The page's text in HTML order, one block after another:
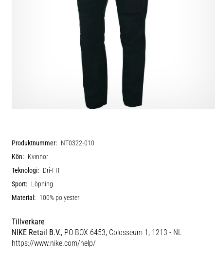
Produktnummer: NT0322-010
Kön: Kvinnor
Teknologi: Dri-FIT
Sport: Löpning
Material: 100% polyester
Tillverkare
NIKE Retail B.V., PO BOX 6453, Colosseum 1, 1213 - NL
https://www.nike.com/help/